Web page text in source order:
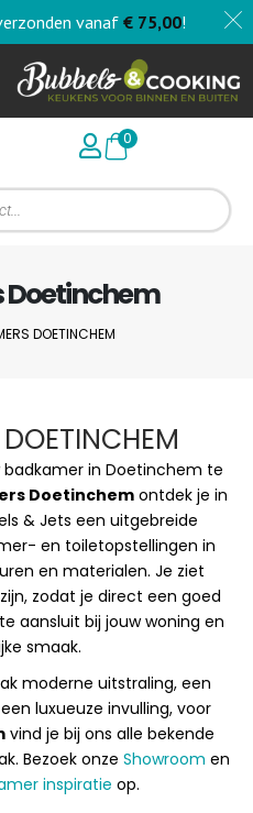
vanaf € 75,00!
0
DOETINCHEM
in Doetinchem te
Doetinchem ontdek je in
& Jets een uitgebreide
en toiletopstellingen in
en materialen. Je ziet
zodat je direct een goed
aansluit bij jouw woning en
smaak.
moderne uitstraling, een
luxueuze invulling, voor
vind je bij ons alle bekende
Bezoek onze Showroom en
inspiratie op.